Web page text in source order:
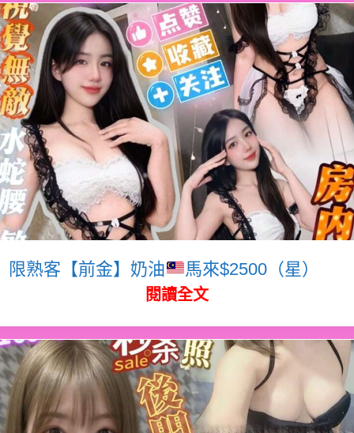
限熟客【前金】奶油 馬來$2500（星）
閱讀全文